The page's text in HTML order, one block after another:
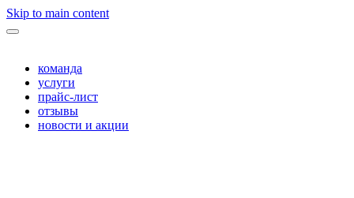
Skip to main content
команда
услуги
прайс-лист
отзывы
новости и акции